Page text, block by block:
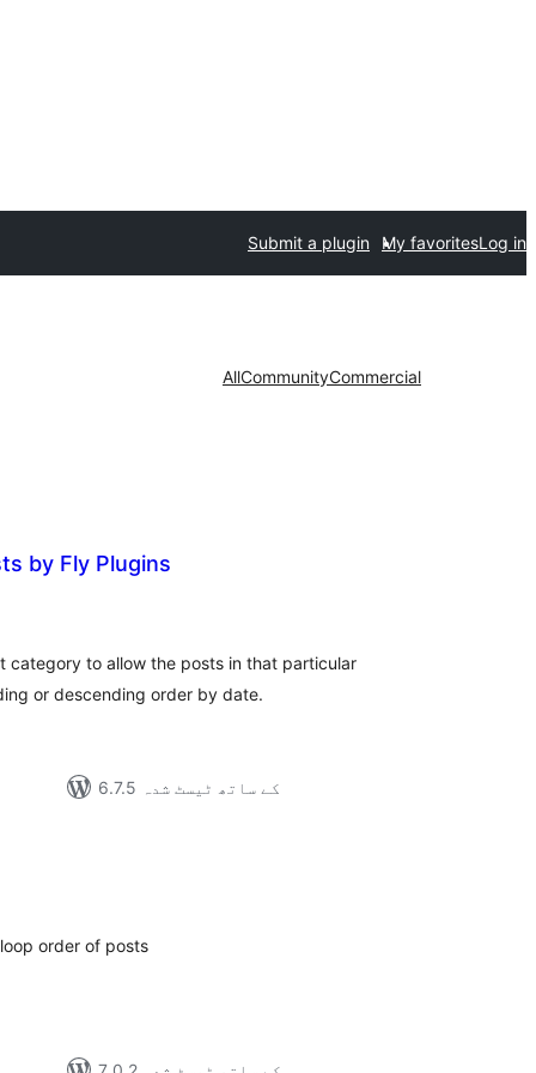
Submit a plugin My favoritesLog in
AllCommunityCommercial
by Fly Plugins
category to allow the posts in that particular
or descending order by date.
6.7.5 کے ساتھ ٹیسٹ شدہ
order of posts